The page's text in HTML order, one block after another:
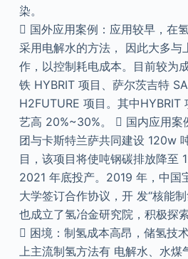
染。
 国外应用案例：应用较早，在
采用电解水的方法， 因此大多与
作，以控制耗电成本。目前较为
铁 HYBRIT 项目、萨尔茨吉特
H2FUTURE 项目。其中HYBRIT
艺高 20%~30%。  国内应用
团与卡斯特兰萨共同建设 120w
目，该项目将使吨钢碳排放降至
2021 年底投产。2019 年，中国
大学签订合作协议，开 发“核能
也成立了氢冶金研究院，积极探
 困境：制氢成本高昂，储氢技
上主流制氢方法有 电解水、水煤